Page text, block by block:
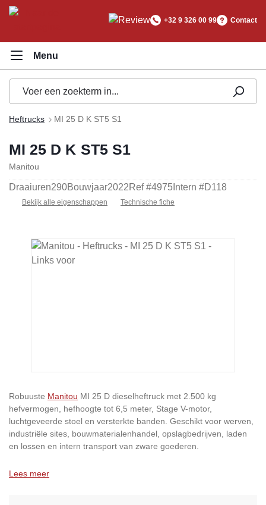
+32 9 326 00 99 Contact
Heftrucks MI 25 D K ST5 S1
MI 25 D K ST5 S1
Manitou
Draaiuren290Bouwjaar2022Ref #4975 Intern #D118
Bekijk alle eigenschappen Technische fiche
Afbeeldingengalerij overslaan
Robuuste Manitou MI 25 D dieselheftruck met 2.500 kg
hefvermogen, hefhoogte tot 6,5 meter, Stage V-motor,
luchtgeveerde stoel en versterkte banden. Geschikt voor werven,
industriële sites, bouwmaterialenhandel, opslagbedrijven, laden
en lossen en intern transport van zware goederen.
Lees meer